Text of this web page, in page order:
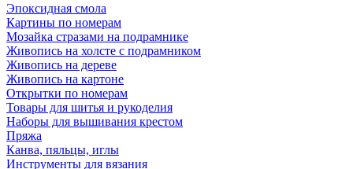
Эпоксидная смола
Картины по номерам
Мозайка стразами на подрамнике
Живопись на холсте с подрамником
Живопись на дереве
Живопись на картоне
Открытки по номерам
Товары для шитья и рукоделия
Наборы для вышивания крестом
Пряжа
Канва, пяльцы, иглы
Инструменты для вязания